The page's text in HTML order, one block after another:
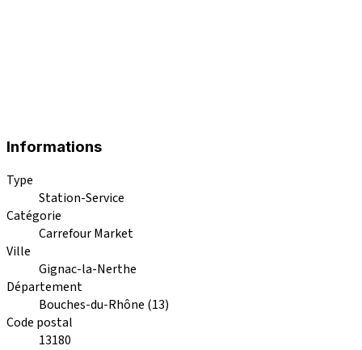
Informations
Type
Station-Service
Catégorie
Carrefour Market
Ville
Gignac-la-Nerthe
Département
Bouches-du-Rhône (13)
Code postal
13180